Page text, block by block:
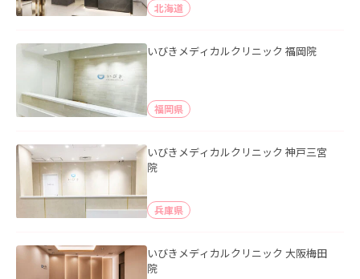
北海道
いびきメディカルクリニック 福岡院
福岡県
いびきメディカルクリニック 神戸三宮
院
兵庫県
いびきメディカルクリニック 大阪梅田
院